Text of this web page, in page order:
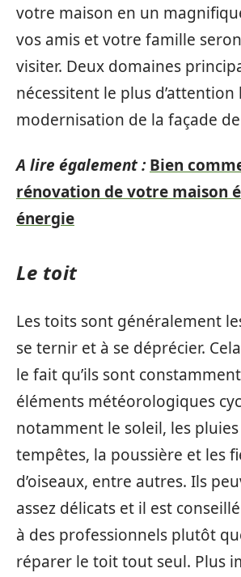
votre maison en un
vos amis et votre famille
visiter. Deux domaines
nécessitent le plus d’attention
modernisation de la façade
A lire également : Bien
rénovation de votre maison
énergie
Le toit
Les toits sont généralement
se ternir et à se déprécier.
le fait qu’ils sont
éléments météorologiques
notamment le soleil, les pluies
tempêtes, la poussière et les
d’oiseaux, entre autres. Ils
assez délicats et il est
à des professionnels plutôt
réparer le toit tout seul. Plus